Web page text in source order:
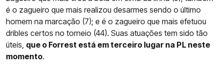
é o zagueiro que mais realizou desarmes sendo o último
homem na marcação (7); e é o zagueiro que mais efetuou
dribles certos no torneio (44). Suas atuações tem sido tão
úteis, que o Forrest está em terceiro lugar na PL neste
momento.